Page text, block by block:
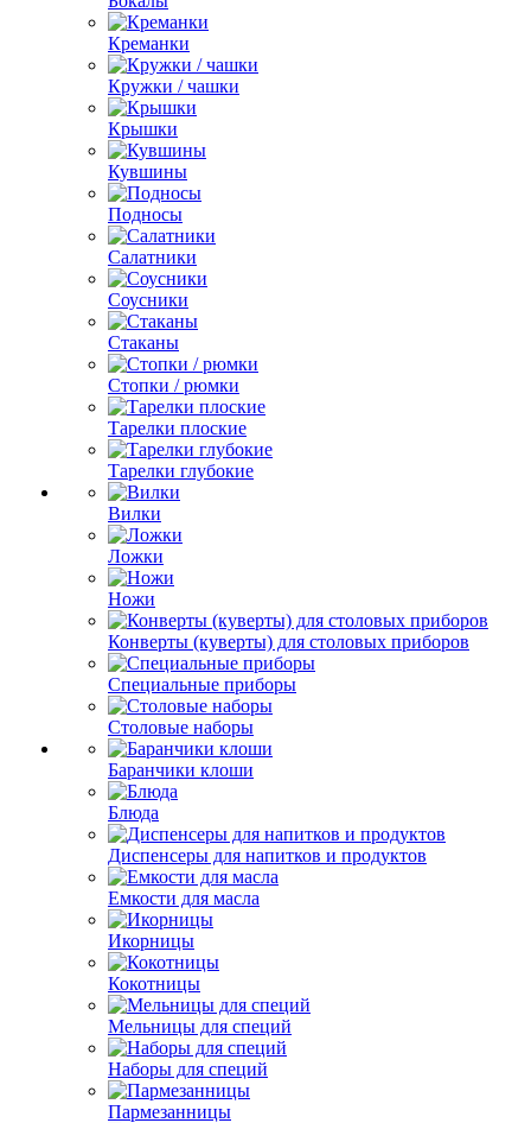
Креманки
Кружки / чашки
Крышки
Кувшины
Подносы
Салатники
Соусники
Стаканы
Стопки / рюмки
Тарелки плоские
Тарелки глубокие
Вилки
Ложки
Ножи
Конверты (куверты) для столовых приборов
Специальные приборы
Столовые наборы
Баранчики клоши
Блюда
Диспенсеры для напитков и продуктов
Емкости для масла
Икорницы
Кокотницы
Мельницы для специй
Наборы для специй
Пармезанницы